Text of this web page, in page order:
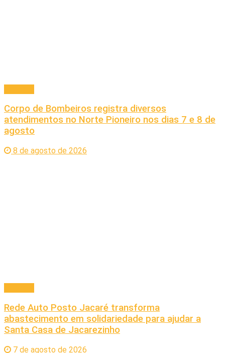
Corpo de Bombeiros registra diversos
atendimentos no Norte Pioneiro nos dias 7 e 8 de
agosto
8 de agosto de 2026
Rede Auto Posto Jacaré transforma
abastecimento em solidariedade para ajudar a
Santa Casa de Jacarezinho
7 de agosto de 2026